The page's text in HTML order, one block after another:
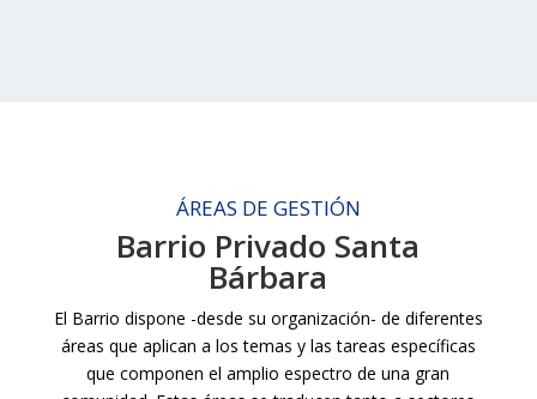
ÁREAS DE GESTIÓN
Barrio Privado Santa
Bárbara
El Barrio dispone -desde su organización- de diferentes
áreas que aplican a los temas y las tareas específicas
que componen el amplio espectro de una gran